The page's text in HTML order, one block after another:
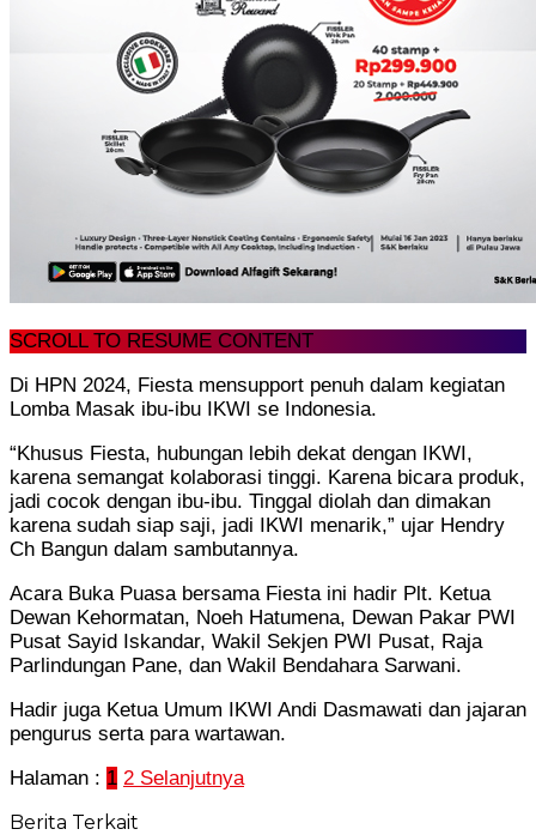
SCROLL TO RESUME CONTENT
Di HPN 2024, Fiesta mensupport penuh dalam kegiatan
Lomba Masak ibu-ibu IKWI se Indonesia.
“Khusus Fiesta, hubungan lebih dekat dengan IKWI,
karena semangat kolaborasi tinggi. Karena bicara produk,
jadi cocok dengan ibu-ibu. Tinggal diolah dan dimakan
karena sudah siap saji, jadi IKWI menarik,” ujar Hendry
Ch Bangun dalam sambutannya.
Acara Buka Puasa bersama Fiesta ini hadir Plt. Ketua
Dewan Kehormatan, Noeh Hatumena, Dewan Pakar PWI
Pusat Sayid Iskandar, Wakil Sekjen PWI Pusat, Raja
Parlindungan Pane, dan Wakil Bendahara Sarwani.
Hadir juga Ketua Umum IKWI Andi Dasmawati dan jajaran
pengurus serta para wartawan.
Halaman : 1 2 Selanjutnya
Berita Terkait